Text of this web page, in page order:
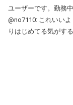
ユーザーです。勤務
@no7110: これいい
りはじめてる気がす